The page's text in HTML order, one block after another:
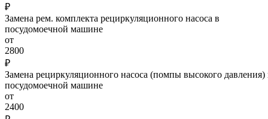
₽
Замена рем. комплекта рециркуляционного насоса в
посудомоечной машине
от
2800
₽
Замена рециркуляционного насоса (помпы высокого давления)
посудомоечной машине
от
2400